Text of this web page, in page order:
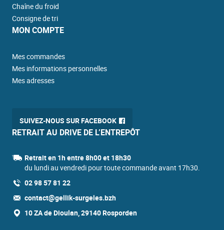
Chaîne du froid
Consigne de tri
MON COMPTE
Mes commandes
Mes informations personnelles
Mes adresses
SUIVEZ-NOUS SUR FACEBOOK
RETRAIT AU DRIVE DE L’ENTREPÔT
Retrait en 1h entre 8h00 et 18h30
du lundi au vendredi pour toute commande avant 17h30.
02 98 57 81 22
contact@gellik-surgeles.bzh
10 ZA de Dioulan, 29140 Rosporden